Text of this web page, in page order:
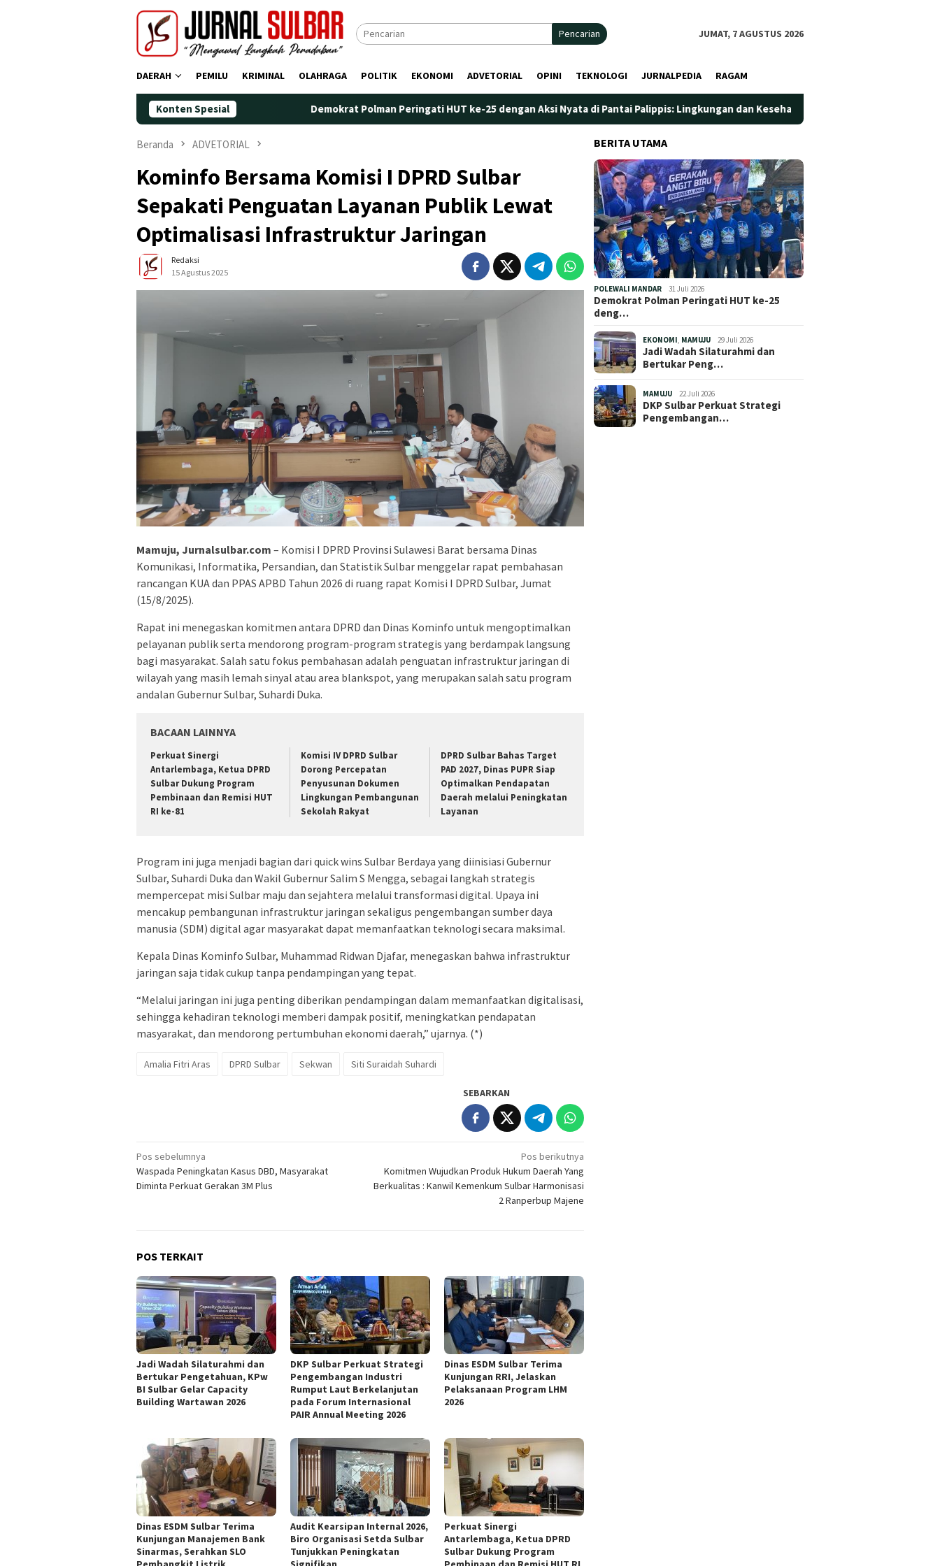
Pencarian JUMAT, 7 AGUSTUS 2026
DAERAH PEMILU KRIMINAL OLAHRAGA POLITIK EKONOMI ADVETORIAL OPINI TEKNOLOGI JURNALPEDIA RAGAM
Konten Spesial Demokrat Polman Peringati HUT ke-25 dengan Aksi Nyata di Pantai Palippis: Lingkungan dan Kesehatan Jadi Prioritas
Beranda ADVETORIAL
Kominfo Bersama Komisi I DPRD Sulbar
Sepakati Penguatan Layanan Publik Lewat
Optimalisasi Infrastruktur Jaringan
Redaksi
15 Agustus 2025
Mamuju, Jurnalsulbar.com – Komisi I DPRD Provinsi Sulawesi Barat bersama Dinas
Komunikasi, Informatika, Persandian, dan Statistik Sulbar menggelar rapat pembahasan
rancangan KUA dan PPAS APBD Tahun 2026 di ruang rapat Komisi I DPRD Sulbar, Jumat
(15/8/2025).
Rapat ini menegaskan komitmen antara DPRD dan Dinas Kominfo untuk mengoptimalkan
pelayanan publik serta mendorong program-program strategis yang berdampak langsung
bagi masyarakat. Salah satu fokus pembahasan adalah penguatan infrastruktur jaringan di
wilayah yang masih lemah sinyal atau area blankspot, yang merupakan salah satu program
andalan Gubernur Sulbar, Suhardi Duka.
BACAAN LAINNYA
Perkuat Sinergi
Antarlembaga, Ketua DPRD
Sulbar Dukung Program
Pembinaan dan Remisi HUT
RI ke-81
Komisi IV DPRD Sulbar
Dorong Percepatan
Penyusunan Dokumen
Lingkungan Pembangunan
Sekolah Rakyat
DPRD Sulbar Bahas Target
PAD 2027, Dinas PUPR Siap
Optimalkan Pendapatan
Daerah melalui Peningkatan
Layanan
Program ini juga menjadi bagian dari quick wins Sulbar Berdaya yang diinisiasi Gubernur
Sulbar, Suhardi Duka dan Wakil Gubernur Salim S Mengga, sebagai langkah strategis
mempercepat misi Sulbar maju dan sejahtera melalui transformasi digital. Upaya ini
mencakup pembangunan infrastruktur jaringan sekaligus pengembangan sumber daya
manusia (SDM) digital agar masyarakat dapat memanfaatkan teknologi secara maksimal.
Kepala Dinas Kominfo Sulbar, Muhammad Ridwan Djafar, menegaskan bahwa infrastruktur
jaringan saja tidak cukup tanpa pendampingan yang tepat.
“Melalui jaringan ini juga penting diberikan pendampingan dalam memanfaatkan digitalisasi,
sehingga kehadiran teknologi memberi dampak positif, meningkatkan pendapatan
masyarakat, dan mendorong pertumbuhan ekonomi daerah,” ujarnya. (*)
Amalia Fitri Aras DPRD Sulbar Sekwan Siti Suraidah Suhardi
SEBARKAN
Navigasi
pos
Pos sebelumnya
Waspada Peningkatan Kasus DBD, Masyarakat
Diminta Perkuat Gerakan 3M Plus
Pos berikutnya
Komitmen Wujudkan Produk Hukum Daerah Yang
Berkualitas : Kanwil Kemenkum Sulbar Harmonisasi
2 Ranperbup Majene
POS TERKAIT
Jadi Wadah Silaturahmi dan
Bertukar Pengetahuan, KPw
BI Sulbar Gelar Capacity
Building Wartawan 2026
DKP Sulbar Perkuat Strategi
Pengembangan Industri
Rumput Laut Berkelanjutan
pada Forum Internasional
PAIR Annual Meeting 2026
Dinas ESDM Sulbar Terima
Kunjungan RRI, Jelaskan
Pelaksanaan Program LHM
2026
Dinas ESDM Sulbar Terima
Kunjungan Manajemen Bank
Sinarmas, Serahkan SLO
Audit Kearsipan Internal 2026,
Biro Organisasi Setda Sulbar
Tunjukkan Peningkatan
Perkuat Sinergi
Antarlembaga, Ketua DPRD
Sulbar Dukung Program
BERITA UTAMA
POLEWALI MANDAR 31 Juli 2026
Demokrat Polman Peringati HUT ke-25
deng…
EKONOMI MAMUJU 29 Juli 2026
Jadi Wadah Silaturahmi dan
Bertukar Peng…
MAMUJU 22 Juli 2026
DKP Sulbar Perkuat Strategi
Pengembangan…